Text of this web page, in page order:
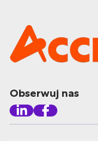
Obserwuj nas